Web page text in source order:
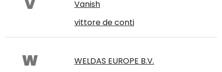
Vanish
vittore de conti
W WELDAS EUROPE B.V.